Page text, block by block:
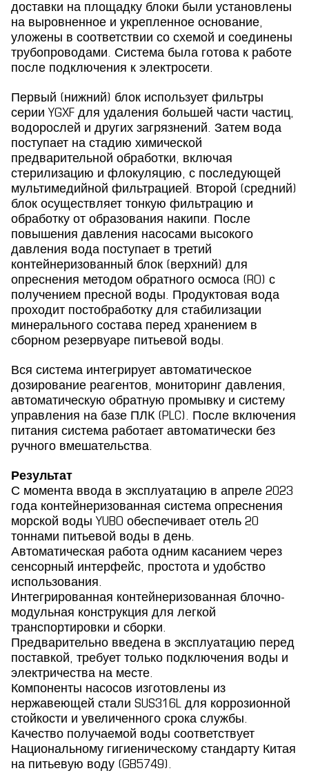
доставки на площадку блоки были установлены
на выровненное и укрепленное основание,
уложены в соответствии со схемой и соединены
трубопроводами. Система была готова к работе
после подключения к электросети.
Первый (нижний) блок использует фильтры
серии YGXF для удаления большей части частиц,
водорослей и других загрязнений. Затем вода
поступает на стадию химической
предварительной обработки, включая
стерилизацию и флокуляцию, с последующей
мультимедийной фильтрацией. Второй (средний)
блок осуществляет тонкую фильтрацию и
обработку от образования накипи. После
повышения давления насосами высокого
давления вода поступает в третий
контейнеризованный блок (верхний) для
опреснения методом обратного осмоса (RO) с
получением пресной воды. Продуктовая вода
проходит постобработку для стабилизации
минерального состава перед хранением в
сборном резервуаре питьевой воды.
Вся система интегрирует автоматическое
дозирование реагентов, мониторинг давления,
автоматическую обратную промывку и систему
управления на базе ПЛК (PLC). После включения
питания система работает автоматически без
ручного вмешательства.
Результат
С момента ввода в эксплуатацию в апреле 2023
года контейнеризованная система опреснения
морской воды YUBO обеспечивает отель 20
тоннами питьевой воды в день.
Автоматическая работа одним касанием через
сенсорный интерфейс, простота и удобство
использования.
Интегрированная контейнеризованная блочно-
модульная конструкция для легкой
транспортировки и сборки.
Предварительно введена в эксплуатацию перед
поставкой, требует только подключения воды и
электричества на месте.
Компоненты насосов изготовлены из
нержавеющей стали SUS316L для коррозионной
стойкости и увеличенного срока службы.
Качество получаемой воды соответствует
Национальному гигиеническому стандарту Китая
на питьевую воду (GB5749).